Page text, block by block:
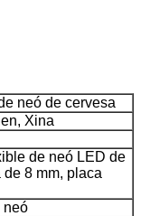
neó de cervesa
Xina
de neó LED de
8 mm, placa
neó